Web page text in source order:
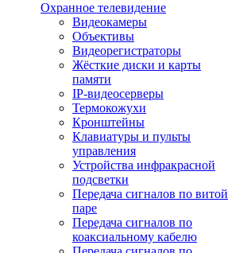
Охранное телевидение
Видеокамеры
Объективы
Видеорегистраторы
Жёсткие диски и карты
памяти
IP-видеосерверы
Термокожухи
Кронштейны
Клавиатуры и пульты
управления
Устройства инфракрасной
подсветки
Передача сигналов по витой
паре
Передача сигналов по
коаксиальному кабелю